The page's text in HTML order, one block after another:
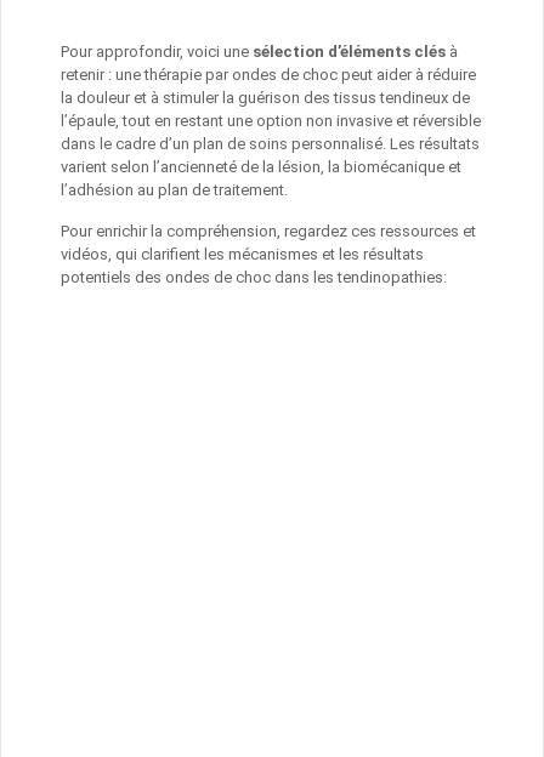
Pour approfondir, voici une sélection d’éléments clésà
retenir : une thérapie par ondes de choc peut aider à réduire
la douleur et à stimuler la guérison des tissus tendineux de
l’épaule, tout en restant une option non invasive et réversible
dans le cadre d’un plan de soins personnalisé. Les résultats
varient selon l’ancienneté de la lésion, la biomécanique et
l’adhésion au plan de traitement.
Pour enrichir la compréhension, regardez ces ressources et
vidéos, qui clarifient les mécanismes et les résultats
potentiels des ondes de choc dans les tendinopathies: